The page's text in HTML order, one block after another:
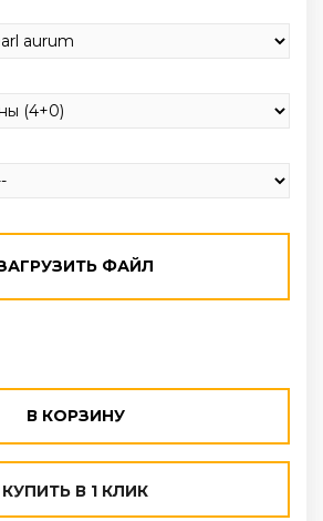
ФАЙЛ
В КОРЗИНУ
КУПИТЬ В 1 КЛИК